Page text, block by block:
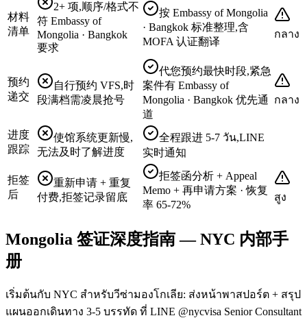
材料
清单
2+ 项,顺序/格式不
符 Embassy of
Mongolia · Bangkok
要求
按 Embassy of Mongolia
· Bangkok 标准整理,含
MOFA 认证翻译
กลาง
预约
递交
自行预约 VFS,时
段满档需凌晨抢号
代您预约最快时段,紧急
案件有 Embassy of
Mongolia · Bangkok 优先通
道
กลาง
进度
跟踪
使馆系统更新慢,
无法及时了解进度
全程跟进 5-7 วัน,LINE
实时通知
拒签
后
重新申请 + 重复
付费,拒签记录留底
拒签函分析 + Appeal
Memo + 再申请方案 · 恢复
率 65-72%
สูง
Mongolia 签证深度指南 — NYC 内部手
册
เริ่มต้นกับ NYC สำหรับวีซ่ามองโกเลีย: ส่งหน้าพาสปอร์ต + สรุป
แผนออกเดินทาง 3-5 บรรทัด ที่ LINE @nycvisa Senior Consultant